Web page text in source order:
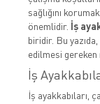
sağlığını
önemlidir. İş
biridir. Bu
edilmesi gereken
İş
İş ayakkabıları,